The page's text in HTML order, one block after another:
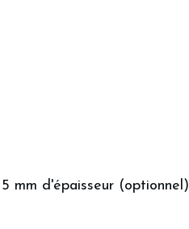
mm d'épaisseur (optionnel)